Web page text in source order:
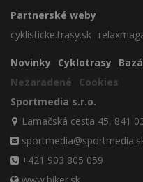
Partnerské weby
cyklisticke.trasy.sk
Novinky Cyklotrasy
Nezaradené
Cookies
Sportmedia s.r.o.
Lamačská cesta 45, 841
+421 903 805 059